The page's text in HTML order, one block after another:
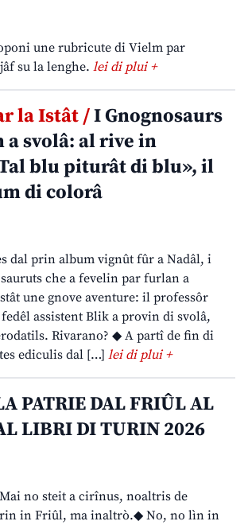
une rubricute di Vielm par
su la lenghe. lei di plui +
la Istât /I Gnognosaurs
svolâ: al rive in
blu piturât di blu», il
di colorâ
dal prin album vignût fûr a Nadâl, i
che a fevelin par furlan a
une gnove aventure: il professôr
assistent Blik a provin di svolâ,
Rivarano? ◆ A partî de fin di
ediculis dal […] lei di plui +
PATRIE DAL FRIÛL AL
LIBRI DI TURIN 2026
no steit a cirînus, noaltris de
in Friûl, ma inaltrò.◆ No, no lìn in